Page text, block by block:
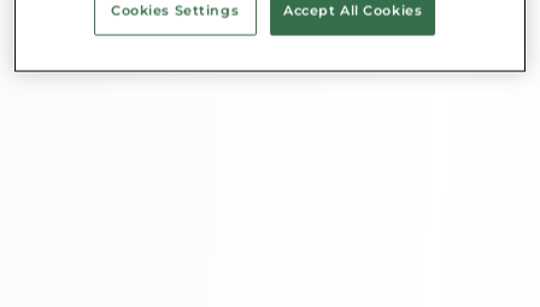
Cookies Settings Accept All Cookies